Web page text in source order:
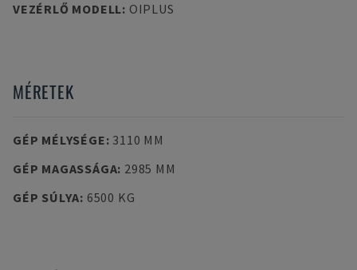
VEZÉRLŐ MODELL: OIPLUS
MÉRETEK
GÉP MÉLYSÉGE: 3110 MM
GÉP MAGASSÁGA: 2985 MM
GÉP SÚLYA: 6500 KG